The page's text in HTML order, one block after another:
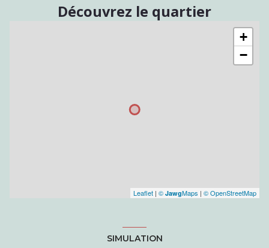
Découvrez le quartier
+
−
Leaflet | © JawgMaps | © OpenStreetMap
SIMULATION